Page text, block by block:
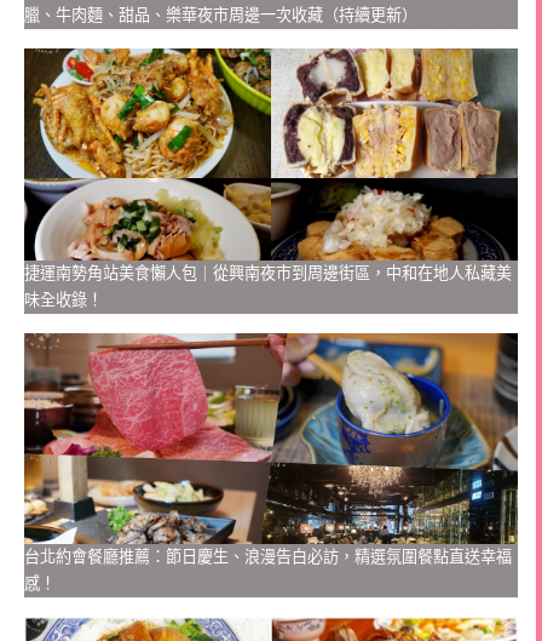
臘、牛肉麵、甜品、樂華夜市周邊一次收藏（持續更新）
捷運南勢角站美食懶人包｜從興南夜市到周邊街區，中和在地人私藏美
味全收錄！
台北約會餐廳推薦：節日慶生、浪漫告白必訪，精選氛圍餐點直送幸福
感！